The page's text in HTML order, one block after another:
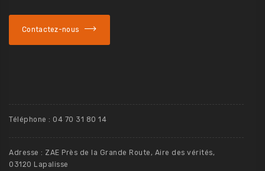
Contactez-nous
Téléphone : 04 70 31 80 14
Adresse : ZAE Près de la Grande Route, Aire des vérités,
03120 Lapalisse